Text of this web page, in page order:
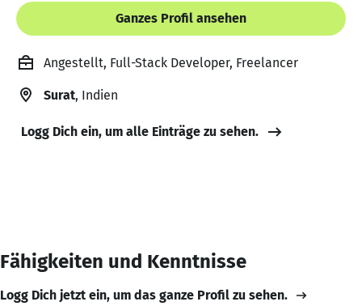
Ganzes Profil ansehen
Angestellt, Full-Stack Developer, Freelancer
Surat, Indien
Logg Dich ein, um alle Einträge zu sehen.
Fähigkeiten und Kenntnisse
Logg Dich jetzt ein, um das ganze Profil zu sehen.